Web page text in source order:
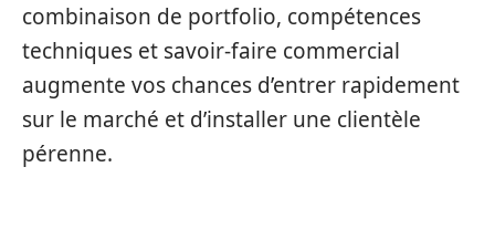
combinaison de portfolio, compétences
techniques et savoir-faire commercial
augmente vos chances d’entrer rapidement
sur le marché et d’installer une clientèle
pérenne.